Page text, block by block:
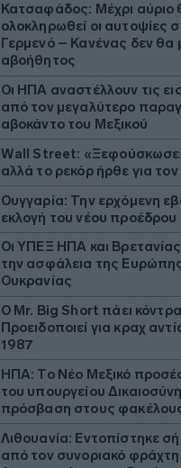
Κατσαφάδος: Μέχρι αύριο
ολοκληρωθεί οι αυτοψίες
Γερμενό – Κανένας δεν θα
αβοήθητος
Οι ΗΠΑ αναστέλλουν τις
από τον μεγαλύτερο
αβοκάντο του Μεξικού
Wall Street:
αλλά το ρεκόρ ήρθε για
Ουγγαρία: Την ερχόμενη
εκλογή του νέου προέδρου
Οι ΥΠΕΞ ΗΠΑ και
την ασφάλεια της
Ουκρανίας
O Mr. Big Short πάει
Προειδοποιεί για κραχ
1987
ΗΠΑ: Το Νέο Μεξικό
του υπουργείου
πρόσβαση στους
Λιθουανία: Εντοπίστηκε
από τον συνοριακό φράχτη